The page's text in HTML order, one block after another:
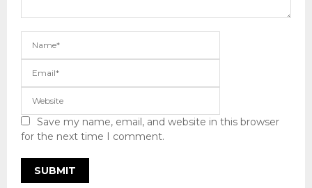
Save my name, email, and website in this browser
for the next time I comment.